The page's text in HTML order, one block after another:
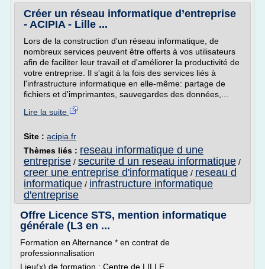
Créer un réseau informatique d’entreprise
- ACIPIA - Lille ...
Lors de la construction d'un réseau informatique, de
nombreux services peuvent être offerts à vos utilisateurs
afin de faciliter leur travail et d'améliorer la productivité de
votre entreprise. Il s'agit à la fois des services liés à
l'infrastructure informatique en elle-même: partage de
fichiers et d'imprimantes, sauvegardes des données,...
Lire la suite
Site : acipia.fr
Thèmes liés : reseau informatique d une
entreprise / securite d un reseau informatique /
creer une entreprise d'informatique / reseau d
informatique / infrastructure informatique
d'entreprise
Offre Licence STS, mention informatique
générale (L3 en ...
Formation en Alternance * en contrat de
professionnalisation
Lieu(x) de formation : Centre de LILLE